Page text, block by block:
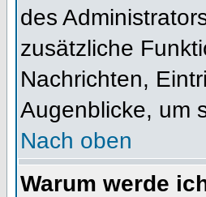
des
zusätzliche
Nachrichten,
Augenblicke, um
Nach oben
Warum werde